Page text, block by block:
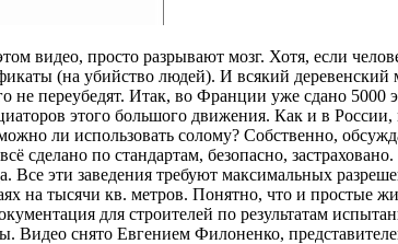
видео, просто разрывают мозг. Хотя, если
(на убийство людей). И всякий
переубедят. Итак, во Франции уже сдано
этого большого движения. Как и в
ли использовать солому? Собственно,
по стандартам, безопасно,
эти заведения требуют максимальных
на тысячи кв. метров. Понятно, что и простые
для строителей по результатам
Видео снято Евгением Филоненко,